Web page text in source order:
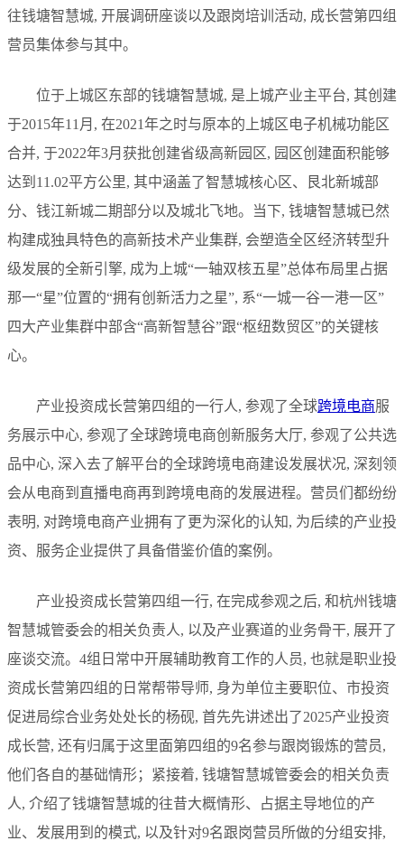
往钱塘智慧城, 开展调研座谈以及跟岗培训活动, 成长营第四组
营员集体参与其中。
位于上城区东部的钱塘智慧城, 是上城产业主平台, 其创建
于2015年11月, 在2021年之时与原本的上城区电子机械功能区
合并, 于2022年3月获批创建省级高新园区, 园区创建面积能够
达到11.02平方公里, 其中涵盖了智慧城核心区、艮北新城部
分、钱江新城二期部分以及城北飞地。当下, 钱塘智慧城已然
构建成独具特色的高新技术产业集群, 会塑造全区经济转型升
级发展的全新引擎, 成为上城“一轴双核五星”总体布局里占据
那一“星”位置的“拥有创新活力之星”, 系“一城一谷一港一区”
四大产业集群中部含“高新智慧谷”跟“枢纽数贸区”的关键核
心。
产业投资成长营第四组的一行人, 参观了全球跨境电商服
务展示中心, 参观了全球跨境电商创新服务大厅, 参观了公共选
品中心, 深入去了解平台的全球跨境电商建设发展状况, 深刻领
会从电商到直播电商再到跨境电商的发展进程。营员们都纷纷
表明, 对跨境电商产业拥有了更为深化的认知, 为后续的产业投
资、服务企业提供了具备借鉴价值的案例。
产业投资成长营第四组一行, 在完成参观之后, 和杭州钱塘
智慧城管委会的相关负责人, 以及产业赛道的业务骨干, 展开了
座谈交流。4组日常中开展辅助教育工作的人员, 也就是职业投
资成长营第四组的日常帮带导师, 身为单位主要职位、市投资
促进局综合业务处处长的杨砚, 首先先讲述出了2025产业投资
成长营, 还有归属于这里面第四组的9名参与跟岗锻炼的营员,
他们各自的基础情形；紧接着, 钱塘智慧城管委会的相关负责
人, 介绍了钱塘智慧城的往昔大概情形、占据主导地位的产
业、发展用到的模式, 以及针对9名跟岗营员所做的分组安排,